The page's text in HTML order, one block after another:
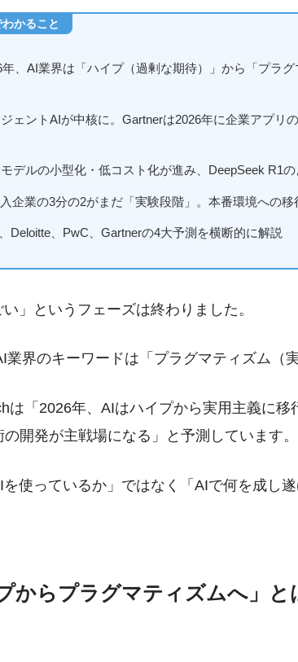
年、AI業界は「ハイプ（過剰な期待）」から「プラ
ェントAIが中核に。Gartnerは2026年に企業アプリ
デルの小型化・低コスト化が進み、DeepSeek R1
企業の3分の2がまだ「実験段階」。本番環境への移
Deloitte、PwC、Gartnerの4大予測を横断的に解説
い」というフェーズは終わりました。
業界のキーワードは「プラグマティズム（
は「2026年、AIはハイプから実用主義に
開発が主戦場になる」と予測しています。
を使っているか」ではなく「AIで何を成し
からプラグマティズムへ」と